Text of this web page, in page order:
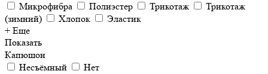
Микрофибра
Полиэстер Трикотаж
Трикотаж
(зимний)
Хлопок
Эластик
+ Еще
Показать
Капюшон
Несъёмный
Нет